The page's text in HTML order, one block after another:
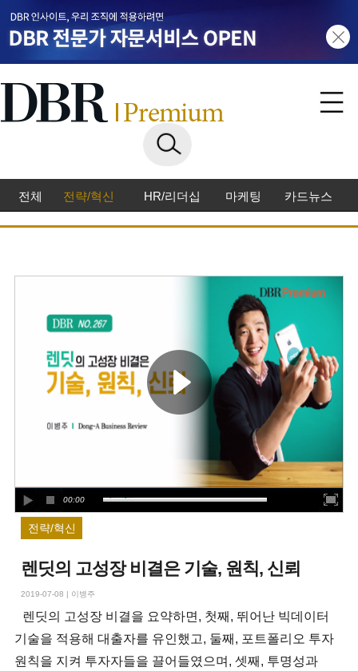
전체 전략/혁신 HR/리더십 마케팅 카드뉴스
00:00
전략/혁신
렌딧의 고성장 비결은 기술, 원칙, 신뢰
2019-07-08 | 이병주
렌딧의 고성장 비결을 요약하면, 첫째, 뛰어난 빅데이터
기술을 적용해 대출자를 유인했고, 둘째, 포트폴리오 투자
원칙을 지켜 투자자들을 끌어들였으며, 셋째, 투명성과